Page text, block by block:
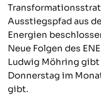
Ausstiegspfad aus
Energien
Neue Folgen des
Ludwig Möhring gibt
Donnerstag im
gibt.